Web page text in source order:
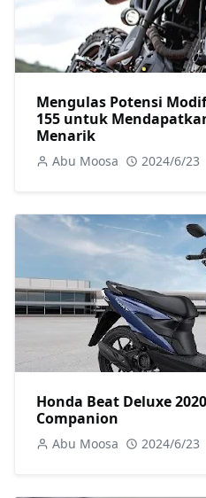
Mengulas Potensi
155 untuk
Menarik
Abu Moosa 2024/6/23
Honda Beat Deluxe
Companion
Abu Moosa 2024/6/23